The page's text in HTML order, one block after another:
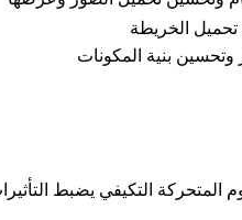
وتحسين بنية المكونات
التكيفي يضبط